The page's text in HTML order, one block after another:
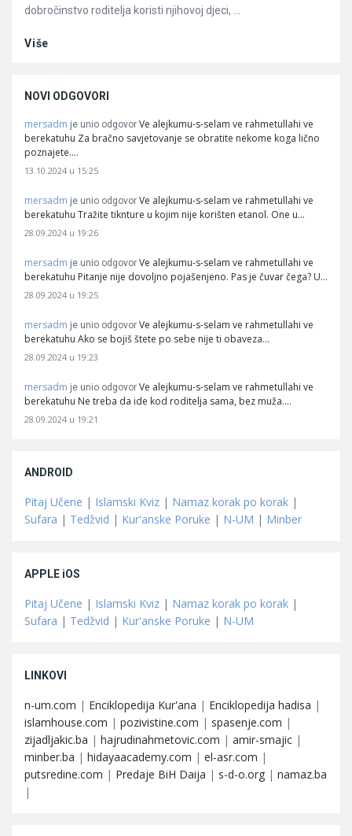
dobročinstvo roditelja koristi njihovoj djeci, ...
Više
NOVI ODGOVORI
mersadm je unio odgovor Ve alejkumu-s-selam ve rahmetullahi ve
berekatuhu Za bračno savjetovanje se obratite nekome koga lično
poznajete.…
13.10.2024 u 15:25
mersadm je unio odgovor Ve alejkumu-s-selam ve rahmetullahi ve
berekatuhu Tražite tiknture u kojim nije korišten etanol. One u…
28.09.2024 u 19:26
mersadm je unio odgovor Ve alejkumu-s-selam ve rahmetullahi ve
berekatuhu Pitanje nije dovoljno pojašenjeno. Pas je čuvar čega? U…
28.09.2024 u 19:25
mersadm je unio odgovor Ve alejkumu-s-selam ve rahmetullahi ve
berekatuhu Ako se bojiš štete po sebe nije ti obaveza…
28.09.2024 u 19:23
mersadm je unio odgovor Ve alejkumu-s-selam ve rahmetullahi ve
berekatuhu Ne treba da ide kod roditelja sama, bez muža.…
28.09.2024 u 19:21
ANDROID
Pitaj Učene | Islamski Kviz | Namaz korak po korak |
Sufara | Tedžvid | Kur'anske Poruke | N-UM | Minber
APPLE iOS
Pitaj Učene | Islamski Kviz | Namaz korak po korak |
Sufara | Tedžvid | Kur'anske Poruke | N-UM
LINKOVI
n-um.com | Enciklopedija Kur'ana | Enciklopedija hadisa |
islamhouse.com | pozivistine.com | spasenje.com |
zijadljakic.ba | hajrudinahmetovic.com | amir-smajic |
minber.ba | hidayaacademy.com | el-asr.com |
putsredine.com | Predaje BiH Daija | s-d-o.org | namaz.ba
|